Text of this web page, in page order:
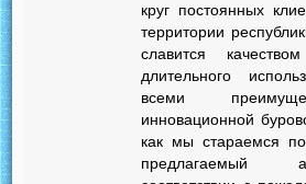
круг постоянных
территории
славится
длительного
всеми
инновационной
как мы стараемся
предлагаемый